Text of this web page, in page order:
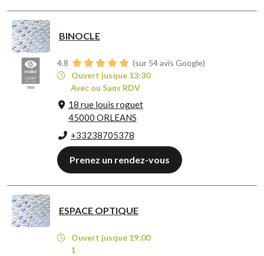
BINOCLE
4.8
(sur 54 avis Google)
Ouvert jusque 13:30
Avec ou Sans RDV
18 rue louis roguet
45000 ORLEANS
+33238705378
Prenez un rendez-vous
ESPACE OPTIQUE
Ouvert jusque 19:00
1